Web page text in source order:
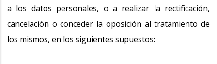
a los datos personales, o a realizar la rectificación,
cancelación o conceder la oposición al tratamiento de
los mismos, en los siguientes supuestos: